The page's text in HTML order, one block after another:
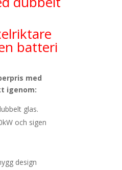
batteri
med
igenom:
glas.
och sigen
design